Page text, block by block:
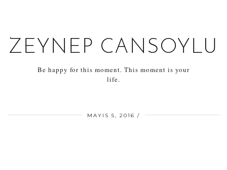
ZEYNEP CANSOYLU
Be happy for this moment. This moment is your
life.
MAYIS 5, 2016